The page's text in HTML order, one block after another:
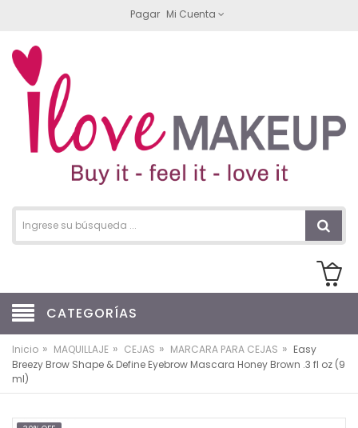
Pagar Mi Cuenta
CATEGORÍAS
Inicio » MAQUILLAJE » CEJAS » MARCARA PARA CEJAS » Easy
Breezy Brow Shape & Define Eyebrow Mascara Honey Brown .3 fl oz (9
ml)